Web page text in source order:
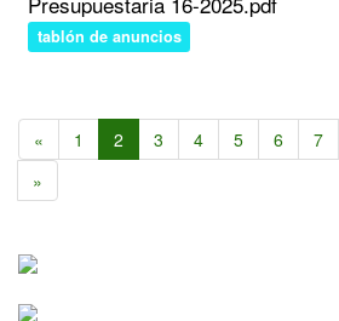
tablón de anuncios
« 1 2 3 4 5 6 7
»